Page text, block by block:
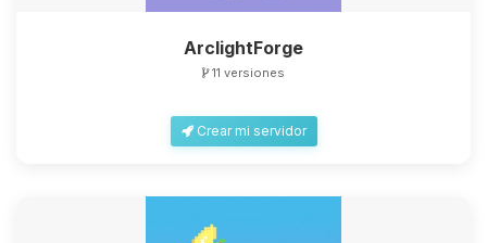
ArclightForge
11 versiones
Crear mi servidor